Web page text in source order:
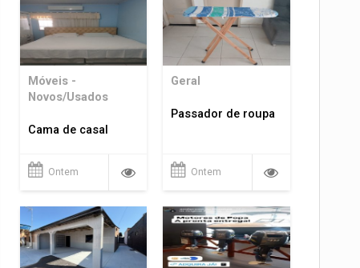
Móveis -
Novos/Usados
Cama de casal
Ontem
Geral
Passador de roupa
Ontem